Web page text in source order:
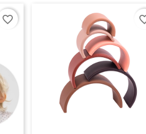
favorite_border